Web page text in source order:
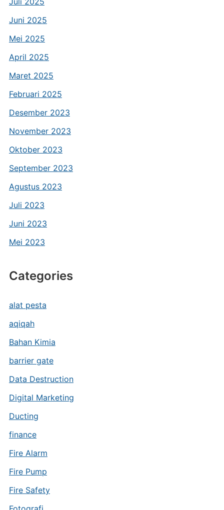
Juni 2025
Mei 2025
April 2025
Maret 2025
Februari 2025
Desember 2023
November 2023
Oktober 2023
September 2023
Agustus 2023
Juli 2023
Juni 2023
Mei 2023
Categories
alat pesta
aqiqah
Bahan Kimia
barrier gate
Data Destruction
Digital Marketing
Ducting
finance
Fire Alarm
Fire Pump
Fire Safety